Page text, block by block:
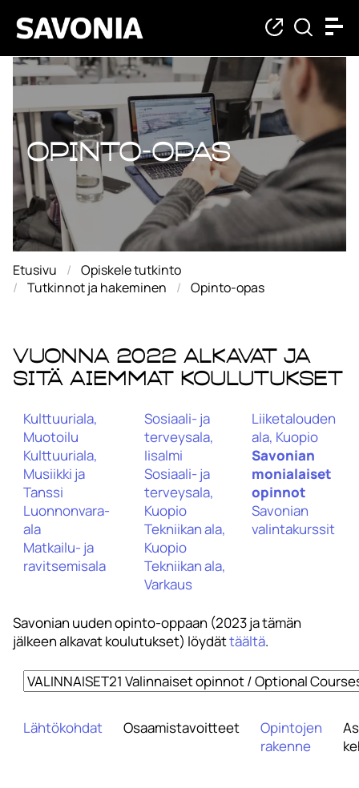
Opinto-opas
Opinto-opas
Etusivu
Opiskele tutkinto
Tutkinnot ja hakeminen
Opinto-opas
Vuonna 2022 alkavat ja
sitä aiemmat koulutukset
Kulttuuriala,
Muotoilu
Kulttuuriala,
Musiikki ja
Tanssi
Luonnonvara-
ala
Matkailu- ja
ravitsemisala
Sosiaali- ja
terveysala,
Iisalmi
Sosiaali- ja
terveysala,
Kuopio
Tekniikan ala,
Kuopio
Tekniikan ala,
Varkaus
Liiketalouden
ala, Kuopio
Savonian
monialaiset
opinnot
Savonian
valintakurssit
Savonian uuden opinto-oppaan (2023 ja tämän
jälkeen alkavat koulutukset) löydättäältä.
Lähtökohdat Osaamistavoitteet
Opintojen
rakenne